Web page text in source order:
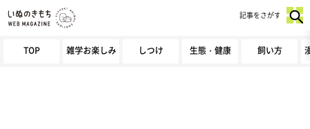
TOP 雑学お楽しみ しつけ 生態・健康 飼い方
記事をさがす